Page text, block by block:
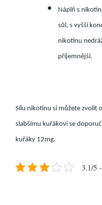
Náplň s
sůl, s vyšší
nikotinu
příjemnější.
Sílu nikotinu si můžete zvolit
slabšímu kuřákovi se
kuřáky 12mg.
3.1/5